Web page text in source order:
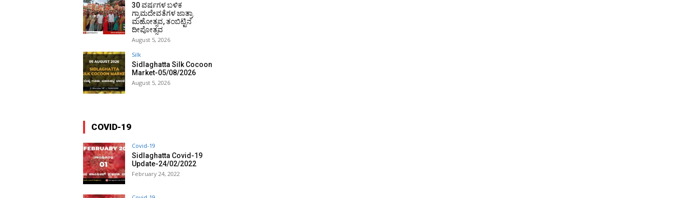
30 ವರ್ಷಗಳ ಬಳಿಕ
ಗ್ರಾಮದೇವತೆಗಳ ಜಾತ್ರಾ
ಮಹೋತ್ಸವ, ತಂಬಿಟ್ಟಿನ
ದೀಪೋತ್ಸವ
August 5, 2026
Silk
Sidlaghatta Silk Cocoon
Market-05/08/2026
August 5, 2026
COVID-19
Covid-19
Sidlaghatta Covid-19
Update-24/02/2022
February 24, 2022